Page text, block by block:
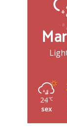
24 ℃
sex